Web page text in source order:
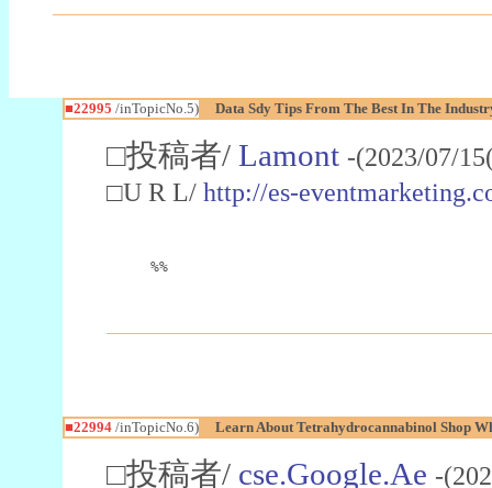
■22995 /inTopicNo.5) Data Sdy Tips From The Best In The
□投稿者/ Lamont -(2023/07/
□U R L/ http://es-
%%
■22994/inTopicNo.6) Learn About Tetrahydrocannabinol Shop
□投稿者/ cse.Google.Ae -